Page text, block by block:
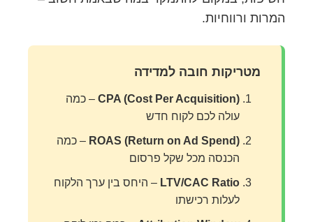
המרות ורווחיות.
מטריקות חובה למדידה
CPA (Cost Per Acquisition) – כמה
עולה לכם לקוח חדש
ROAS (Return on Ad Spend) – כמה
הכנסה מכל שקל פרסום
LTV/CAC Ratio – היחס בין ערך הלקוח
לעלות רכישתו